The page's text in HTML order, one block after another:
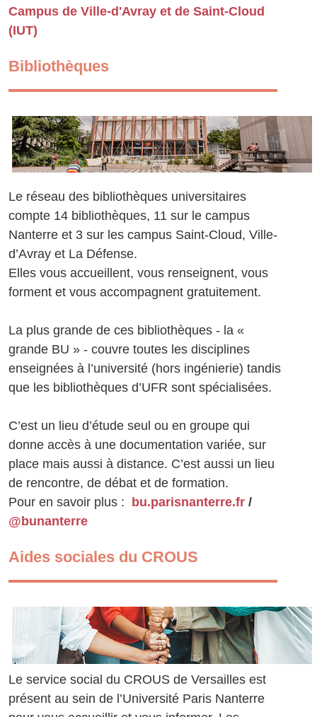
Campus de Ville-d'Avray et de Saint-Cloud
(IUT)
Bibliothèques
Le réseau des bibliothèques universitaires
compte 14 bibliothèques, 11 sur le campus
Nanterre et 3 sur les campus Saint-Cloud, Ville-
d’Avray et La Défense.
Elles vous accueillent, vous renseignent, vous
forment et vous accompagnent gratuitement.
La plus grande de ces bibliothèques - la «
grande BU » - couvre toutes les disciplines
enseignées à l’université (hors ingénierie) tandis
que les bibliothèques d’UFR sont spécialisées.
C’est un lieu d’étude seul ou en groupe qui
donne accès à une documentation variée, sur
place mais aussi à distance. C’est aussi un lieu
de rencontre, de débat et de formation.
Pour en savoir plus :
bu.parisnanterre.fr /
@bunanterre
Aides sociales du CROUS
Le service social du CROUS de Versailles est
présent au sein de l’Université Paris Nanterre